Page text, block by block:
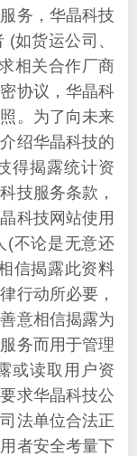
务，华晶科技
如货运公司、
相关合作厂商
协议，华晶科
。为了向未来
绍华晶科技的
得揭露统计资
技服务条款，
科技网站使用
(不论是无意还
信揭露此资料
行动所必要，
意相信揭露为
务而用于管理
或读取用户资
求华晶科技公
法单位合法正
者安全考量下